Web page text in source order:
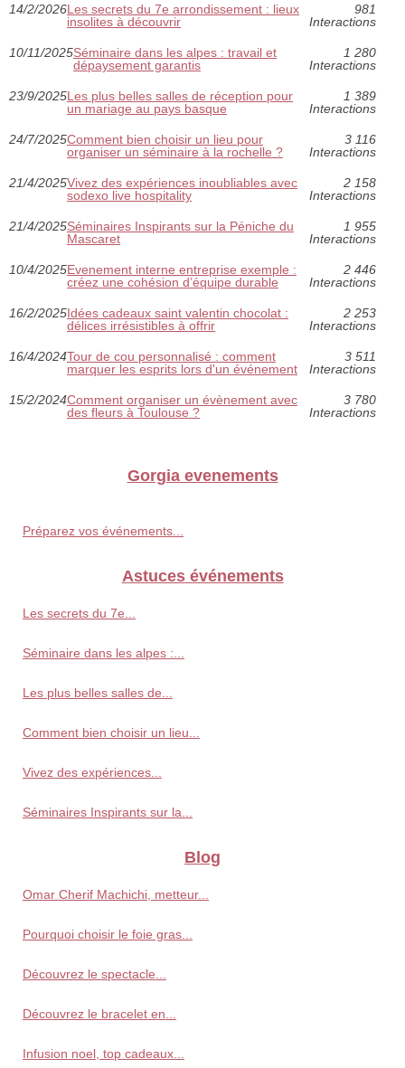
14/2/2026Les secrets du 7e arrondissement : lieux
insolites à découvrir
981
Interactions
10/11/2025Séminaire dans les alpes : travail et
dépaysement garantis
1 280
Interactions
23/9/2025Les plus belles salles de réception pour
un mariage au pays basque
1 389
Interactions
24/7/2025Comment bien choisir un lieu pour
organiser un séminaire à la rochelle ?
3 116
Interactions
21/4/2025Vivez des expériences inoubliables avec
sodexo live hospitality
2 158
Interactions
21/4/2025Séminaires Inspirants sur la Péniche du
Mascaret
1 955
Interactions
10/4/2025Evenement interne entreprise exemple :
créez une cohésion d’équipe durable
2 446
Interactions
16/2/2025Idées cadeaux saint valentin chocolat :
délices irrésistibles à offrir
2 253
Interactions
16/4/2024Tour de cou personnalisé : comment
marquer les esprits lors d'un événement
3 511
Interactions
15/2/2024Comment organiser un évènement avec
des fleurs à Toulouse ?
3 780
Interactions
Gorgia evenements
Préparez vos événements...
Astuces événements
Les secrets du 7e...
Séminaire dans les alpes :...
Les plus belles salles de...
Comment bien choisir un lieu...
Vivez des expériences...
Séminaires Inspirants sur la...
Blog
Omar Cherif Machichi, metteur...
Pourquoi choisir le foie gras...
Découvrez le spectacle...
Découvrez le bracelet en...
Infusion noel, top cadeaux...